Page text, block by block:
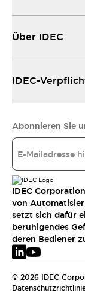
Über IDEC
IDEC-
Abonnieren Sie
IDEC
von
setzt sich dafür
beruhigendes
deren Bediener
© 2026 IDEC